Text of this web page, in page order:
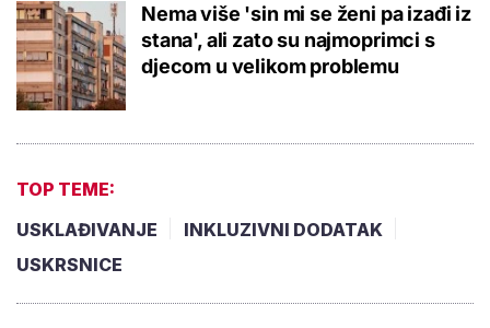
Nema više 'sin mi se ženi pa izađi iz
stana', ali zato su najmoprimci s
djecom u velikom problemu
TOP TEME:
USKLAĐIVANJE
INKLUZIVNI DODATAK
USKRSNICE